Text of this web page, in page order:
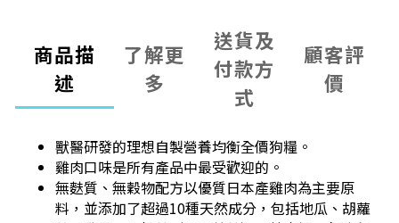
商品描
述
了解更
多
送貨及
付款方
式
顧客評
價
獸醫研發的理想自製營養均衡全價狗糧。
雞肉口味是所有產品中最受歡迎的。
無麩質、無穀物配方以優質日本產雞肉為主要原
料， 並添加了超過10種天然成分，包括地瓜、胡蘿